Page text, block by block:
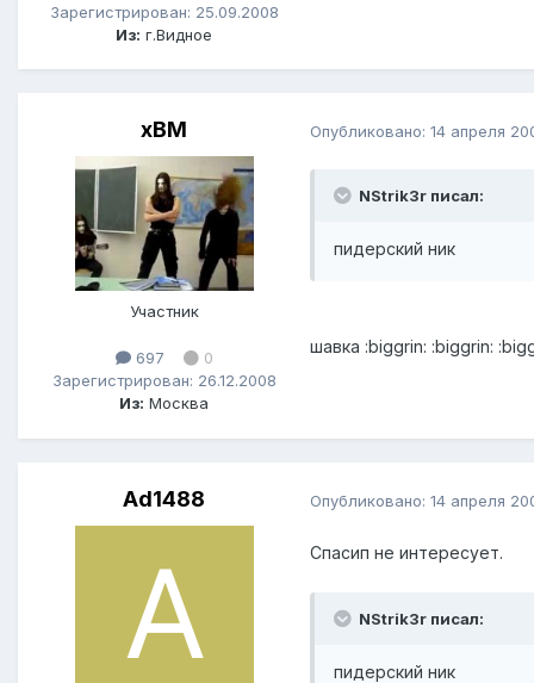
Зарегистрирован: 25.09.2008
Из: г.Видное
xBM
Участник
697
0
Зарегистрирован: 26.12.2008
Из: Москва
Опубликовано: 14 апреля
NStrik3r писал:
пидерский ник
шавка :biggrin: :biggrin:
Ad1488 Опубликовано: 14 апреля
Спасип не интересует.
NStrik3r писал:
пидерский ник